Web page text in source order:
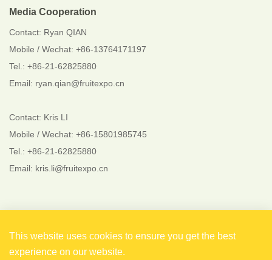
Media Cooperation
Contact: Ryan QIAN
Mobile / Wechat: +86-13764171197
Tel.: +86-21-62825880
Email: ryan.qian@fruitexpo.cn
Contact: Kris LI
Mobile / Wechat: +86-15801985745
Tel.: +86-21-62825880
Email: kris.li@fruitexpo.cn
This website uses cookies to ensure you get the best
experience on our website.